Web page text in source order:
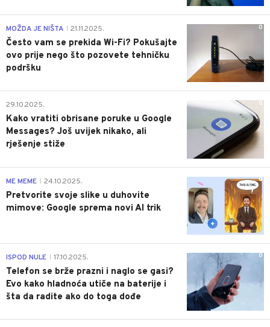
0
MOŽDA JE NIŠTA 21.11.2025.
Često vam se prekida Wi-Fi? Pokušajte
ovo prije nego što pozovete tehničku
podršku
0
29.10.2025.
Kako vratiti obrisane poruke u Google
Messages? Još uvijek nikako, ali
rješenje stiže
0
ME MEME 24.10.2025.
Pretvorite svoje slike u duhovite
mimove: Google sprema novi AI trik
0
ISPOD NULE 17.10.2025.
Telefon se brže prazni i naglo se gasi?
Evo kako hladnoća utiče na baterije i
šta da radite ako do toga dođe